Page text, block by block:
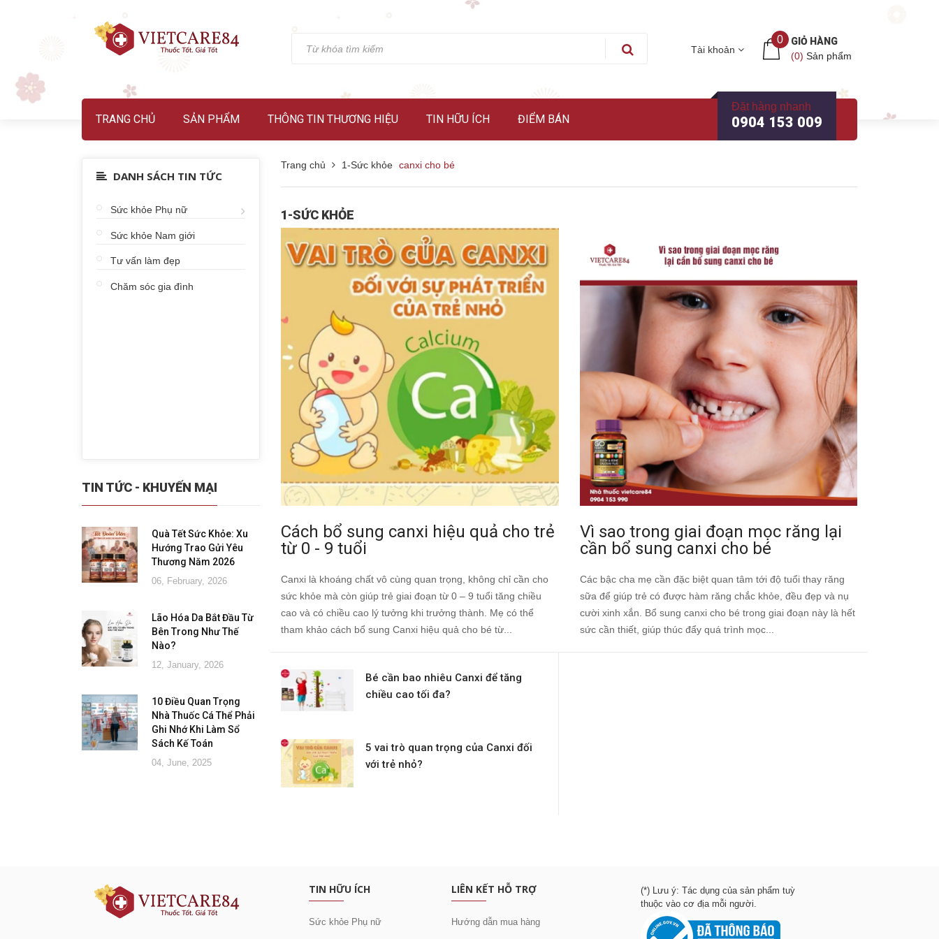
Tài khoản
0
GIỎ HÀNG
(0) Sản phẩm
TRANG CHỦ SẢN PHẨM THÔNG TIN THƯƠNG HIỆU TIN HỮU ÍCH ĐIỂM BÁN
Đặt hàng nhanh
0904 153 009
DANH SÁCH TIN TỨC
Sức khỏe Phụ nữ
Sức khỏe Nam giới
Tư vấn làm đẹp
Chăm sóc gia đình
TIN TỨC - KHUYẾN MẠI
Quà Tết Sức Khỏe: Xu
Hướng Trao Gửi Yêu
Thương Năm 2026
06, February, 2026
Lão Hóa Da Bắt Đầu Từ
Bên Trong Như Thế
Nào?
12, January, 2026
10 Điều Quan Trọng
Nhà Thuốc Cá Thể Phải
Ghi Nhớ Khi Làm Sổ
Sách Kế Toán
04, June, 2025
Trang chủ 1-Sức khỏe canxi cho bé
1-SỨC KHỎE
Cách bổ sung canxi hiệu quả cho trẻ
từ 0 - 9 tuổi
Canxi là khoáng chất vô cùng quan trọng, không chỉ cần cho
sức khỏe mà còn giúp trẻ giai đoạn từ 0 – 9 tuổi tăng chiều
cao và có chiều cao lý tưởng khi trưởng thành. Mẹ có thể
tham khảo cách bổ sung Canxi hiệu quả cho bé từ...
Vì sao trong giai đoạn mọc răng lại
cần bổ sung canxi cho bé
Các bậc cha mẹ cần đặc biệt quan tâm tới độ tuổi thay răng
sữa để giúp trẻ có được hàm răng chắc khỏe, đều đẹp và nụ
cười xinh xắn. Bổ sung canxi cho bé trong giai đoạn này là hết
sức cần thiết, giúp thúc đẩy quá trình mọc...
Bé cần bao nhiêu Canxi để tăng
chiều cao tối đa?
5 vai trò quan trọng của Canxi đối
với trẻ nhỏ?
TIN HỮU ÍCH
Sức khỏe Phụ nữ
LIÊN KẾT HỖ TRỢ
Hướng dẫn mua hàng
(*) Lưu ý: Tác dụng của sản phẩm tuỳ
thuộc vào cơ địa mỗi người.